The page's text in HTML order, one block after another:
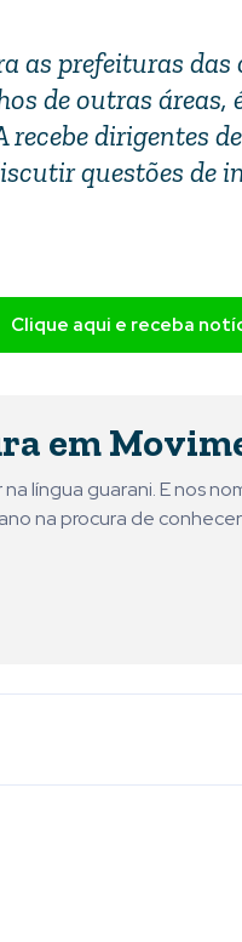
as prefeituras
de outras áreas,
recebe dirigentes
questões de
Clique aqui e receba
em
língua guarani. E nos
na procura de